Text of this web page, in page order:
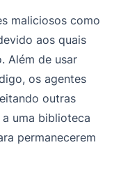
maliciosos como
aos quais
Além de usar
os agentes
outras
uma biblioteca
permanecerem